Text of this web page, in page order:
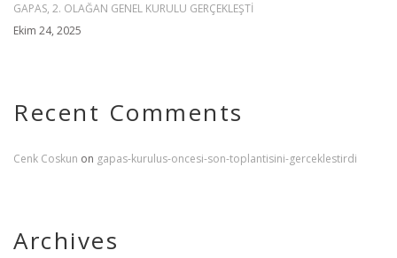
GAPAS, 2. OLAĞAN GENEL KURULU GERÇEKLEŞTİ
Ekim 24, 2025
Recent Comments
Cenk Coskun on gapas-kurulus-oncesi-son-toplantisini-gerceklestirdi
Archives